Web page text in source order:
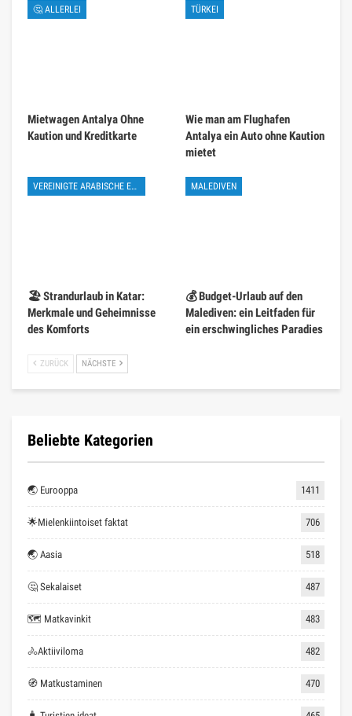
🤔 ALLERLEI
Mietwagen Antalya Ohne
Kaution und Kreditkarte
TÜRKEI
Wie man am Flughafen
Antalya ein Auto ohne Kaution
mietet
VEREINIGTE ARABISCHE EMIRATE
🏖️ Strandurlaub in Katar:
Merkmale und Geheimnisse
des Komforts
MALEDIVEN
💰 Budget-Urlaub auf den
Malediven: ein Leitfaden für
ein erschwingliches Paradies
ZURÜCK NÄCHSTE
Beliebte Kategorien
🌏 Eurooppa 1411
🌟Mielenkiintoiset faktat 706
🌏 Aasia 518
🤔 Sekalaiset 487
🗺 Matkavinkit 483
🚴Aktiiviloma 482
🧭 Matkustaminen 470